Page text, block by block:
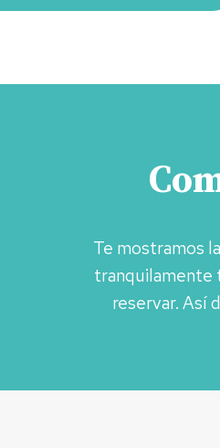
Te mostramos
tranquilamente
reservar. Así